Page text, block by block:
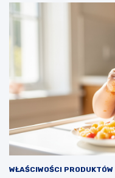
WŁAŚCIWOŚCI PRODUKTÓW